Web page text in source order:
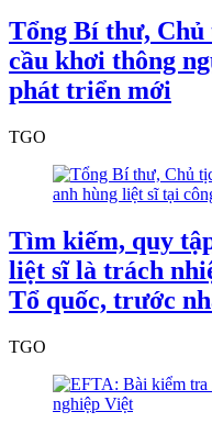
Tổng Bí thư,
cầu khơi thông
phát triển mới
TGO
Tìm kiếm, quy
liệt sĩ là trách
Tổ quốc, trước
TGO